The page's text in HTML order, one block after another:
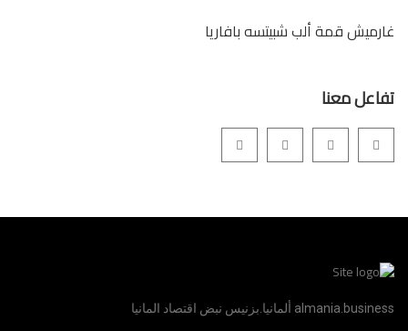
غارميش قمة ألب شبيتسه بافاريا
تفاعل معنا
almania.business ألمانيا.بزنيس نبض اقتصاد المانيا